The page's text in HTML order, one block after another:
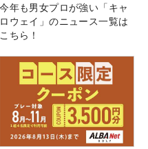
今年も男女プロが強い「キャ
ロウェイ」のニュース一覧は
こちら！